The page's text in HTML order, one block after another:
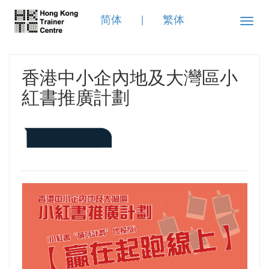
Toggle
简体 繁体
香港中小企內地及大灣區小
紅書推廣計劃